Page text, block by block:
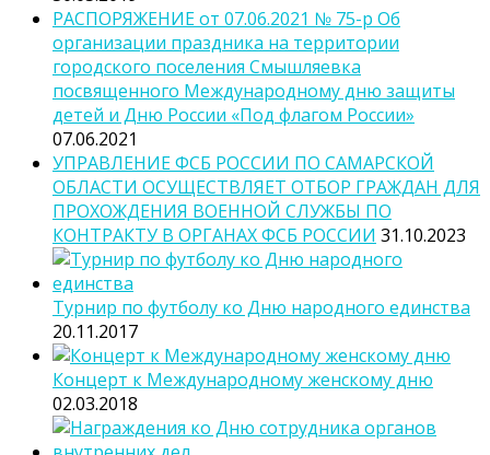
РАСПОРЯЖЕНИЕ от 07.06.2021 № 75-р Об
организации праздника на территории
городского поселения Смышляевка
посвященного Международному дню защиты
детей и Дню России «Под флагом России»
07.06.2021
УПРАВЛЕНИЕ ФСБ РОССИИ ПО САМАРСКОЙ
ОБЛАСТИ ОСУЩЕСТВЛЯЕТ ОТБОР ГРАЖДАН ДЛЯ
ПРОХОЖДЕНИЯ ВОЕННОЙ СЛУЖБЫ ПО
КОНТРАКТУ В ОРГАНАХ ФСБ РОССИИ 31.10.2023
Турнир по футболу ко Дню народного единства
20.11.2017
Концерт к Международному женскому дню
02.03.2018